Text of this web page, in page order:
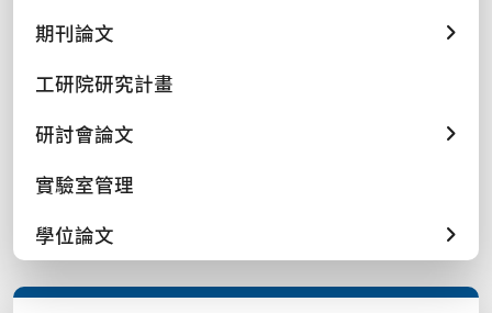
期刊論文
工研院研究計畫
研討會論文
實驗室管理
學位論文